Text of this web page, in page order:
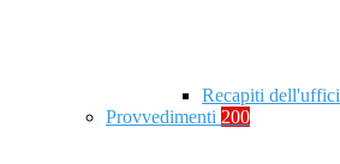
Recapiti
Provvedimenti 200